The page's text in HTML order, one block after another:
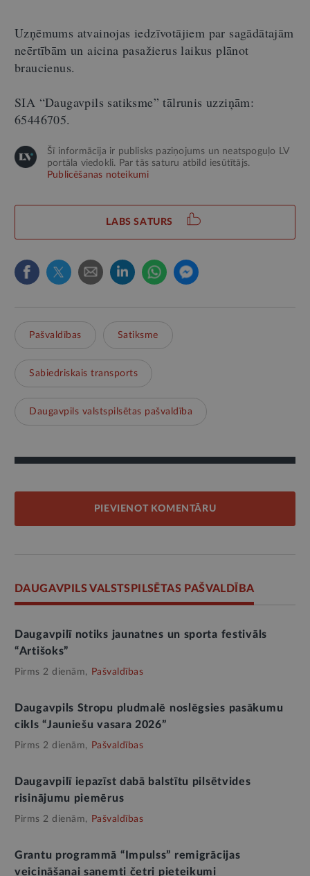
Uzņēmums atvainojas iedzīvotājiem par sagādātajām
neērtībām un aicina pasažierus laikus plānot
braucienus.
SIA “Daugavpils satiksme” tālrunis uzziņām:
65446705.
Šī informācija ir publisks paziņojums un neatspoguļo LV
portāla viedokli. Par tās saturu atbild iesūtītājs.
Publicēšanas noteikumi
LABS SATURS
Pašvaldības Satiksme
Sabiedriskais transports
Daugavpils valstspilsētas pašvaldība
PIEVIENOT KOMENTĀRU
DAUGAVPILS VALSTSPILSĒTAS PAŠVALDĪBA
Daugavpilī notiks jaunatnes un sporta festivāls
“Artišoks”
Pirms 2 dienām, Pašvaldības
Daugavpils Stropu pludmalē noslēgsies pasākumu
cikls “Jauniešu vasara 2026”
Pirms 2 dienām, Pašvaldības
Daugavpilī iepazīst dabā balstītu pilsētvides
risinājumu piemērus
Pirms 2 dienām, Pašvaldības
Grantu programmā “Impulss” remigrācijas
veicināšanai saņemti četri pieteikumi